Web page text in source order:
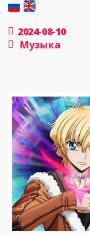
2024-08-10
Музыка